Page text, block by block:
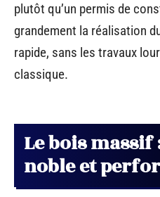
plutôt qu’un permis de
grandement la réalisation
rapide, sans les travaux
classique.
Le bois
noble et